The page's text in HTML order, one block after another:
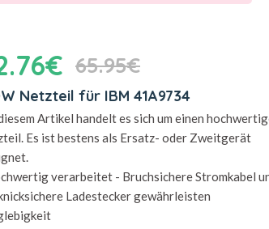
65.95€
Netzteil für IBM 41A9734
Artikel handelt es sich um einen
Es ist bestens als Ersatz- oder Zweitgerät
verarbeitet - Bruchsichere Stromkabel
Ladestecker gewährleisten